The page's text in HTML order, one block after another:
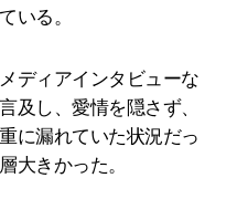
いる。
ディアインタビューな
及し、愛情を隠さず、
に漏れていた状況だっ
大きかった。